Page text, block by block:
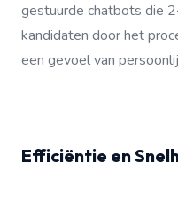
gestuurde chatbots die
kandidaten door het
een gevoel van
Efficiëntie en